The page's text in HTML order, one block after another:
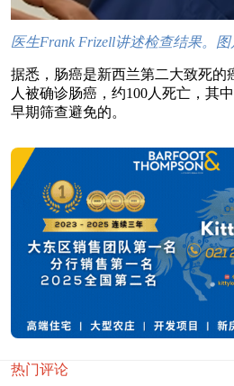
医生Frank Frizell讲述检查结果。图
据悉，肠癌是新西兰第二大致死的
人被确诊肠癌，约100人死亡，其
早期筛查避免的。
热门评论